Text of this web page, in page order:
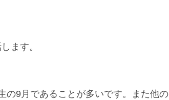
ます。
の9月であることが多いです。また他の